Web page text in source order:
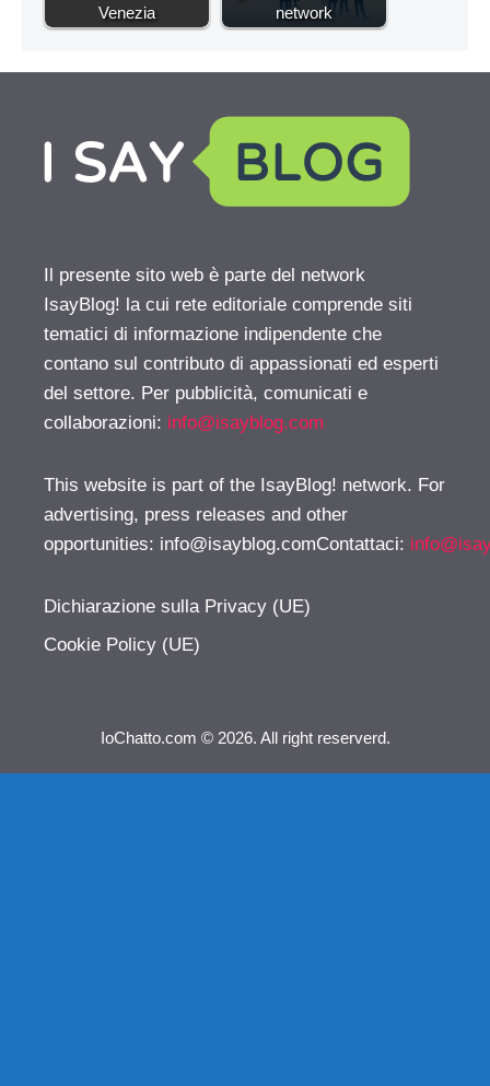
Venezia
network
Il presente sito web è parte del network
IsayBlog! la cui rete editoriale comprende siti
tematici di informazione indipendente che
contano sul contributo di appassionati ed esperti
del settore. Per pubblicità, comunicati e
collaborazioni: info@isayblog.com
This website is part of the IsayBlog! network. For
advertising, press releases and other
opportunities: info@isayblog.comContattaci:
Dichiarazione sulla Privacy (UE)
Cookie Policy (UE)
IoChatto.com © 2026. All right reserverd.